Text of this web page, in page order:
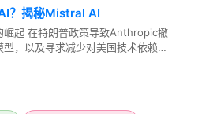
？揭秘Mistral AI
崛起 在特朗普政策导致Anthropic撤
型，以及寻求减少对美国技术依赖的